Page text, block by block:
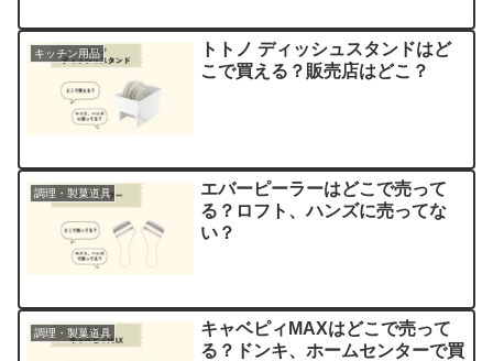
キッチン用品
トトノ ディッシュスタンドはど
こで買える？販売店はどこ？
調理・製菓道具
エバーピーラーはどこで売って
る？ロフト、ハンズに売ってな
い？
調理・製菓道具
キャベピィMAXはどこで売って
る？ドンキ、ホームセンターで買